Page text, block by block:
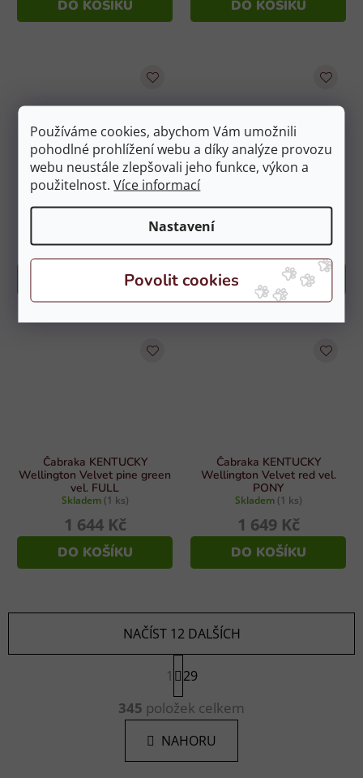
Používáme cookies, abychom Vám umožnili
pohodlné prohlížení webu a díky analýze provozu
webu neustále zlepšovali jeho funkce, výkon a
použitelnost.Více informací
Nastavení
DO KOŠÍKU DO KOŠÍKU
Čabraka KENTUCKY
1 649 Kč
DO KOŠÍKU
1 649 Kč
DO KOŠÍKU
Čabraka KENTUCKY
Wellington Velvet pine green
vel. FULL
Skladem (1 ks)
1 644 Kč
DO KOŠÍKU
Čabraka KENTUCKY
Wellington Velvet red vel.
PONY
Skladem (1 ks)
1 649 Kč
DO KOŠÍKU
O
v
l
á
d
NAČÍST 12 DALŠÍCH
S
t
r
á
n
k
1 29
345 položek celkem
NAHORU